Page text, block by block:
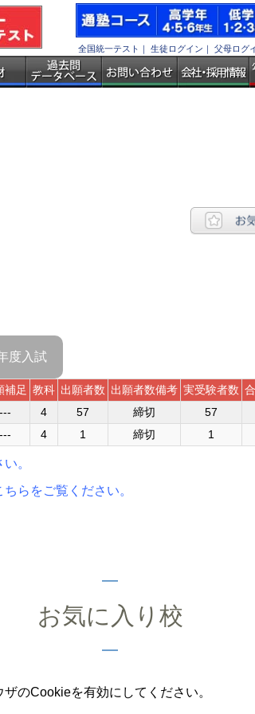
全国統一テスト ｜ 生徒ログイン ｜ 父母ログ
度入試
補足 教科 出願者数 出願者数備考 実受験者数
--- 4 57 締切 57
--- 4 1 締切 1
。
らをご覧ください。
お気に入り校
のCookieを有効にしてください。